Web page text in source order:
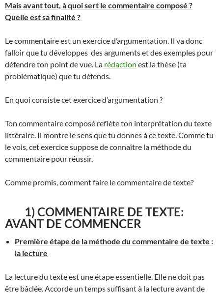
Mais avant tout, à quoi sert le commentaire composé ?
Quelle est sa finalité ?
Le commentaire est un exercice d’argumentation. Il va donc
falloir que tu développes des arguments et des exemples pour
défendre ton point de vue. La rédaction est la thèse (ta
problématique) que tu défends.
En quoi consiste cet exercice d’argumentation ?
Ton commentaire composé reflète ton interprétation du texte
littéraire. Il montre le sens que tu donnes à ce texte. Comme tu
le vois, cet exercice suppose de connaître la méthode du
commentaire pour réussir.
Comme promis, comment faire le commentaire de texte?
1) COMMENTAIRE DE TEXTE:
AVANT DE COMMENCER
Première étape de la méthode du commentaire de texte :
la lecture
La lecture du texte est une étape essentielle. Elle ne doit pas
être bâclée. Accorde un temps suffisant à la lecture avant de